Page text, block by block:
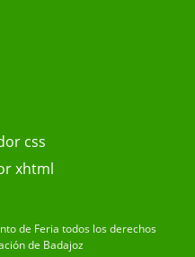
de Feria todos los derechos
de Badajoz